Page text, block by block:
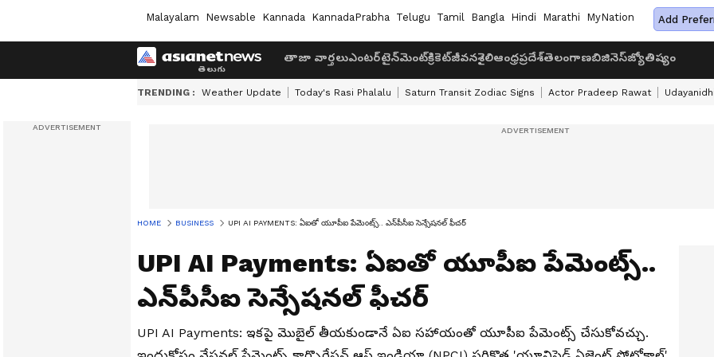
Malayalam Newsable Kannada KannadaPrabha Telugu Tamil Bangla Hindi Marathi MyNation Add
తాజా వార్తలుఎంటర్‌టైన్‌మెంట్క్రికెట్జీవనశైలిఆంధ్రప్రదేశ్తెలంగాణబిజినెస్జ్యోతిష్యం
TRENDING : Weather Update Today's Rasi Phalalu Saturn Transit Zodiac Signs Actor Pradeep Rawat
HOME BUSINESS UPI AI PAYMENTS: ఏఐతో యూపీఐ పేమెంట్స్.. ఎన్‌పీసీఐ సెన్సేషనల్ ఫీచర్
UPI AI Payments: ఏఐతో యూపీఐ పేమెంట్స్..
ఎన్‌పీసీఐ సెన్సేషనల్ ఫీచర్
UPI AI Payments: ఇకపై మొబైల్ తీయకుండానే ఏఐ సహాయంతో యూపీఐ పేమెంట్స్ చేసుకోవచ్చు.